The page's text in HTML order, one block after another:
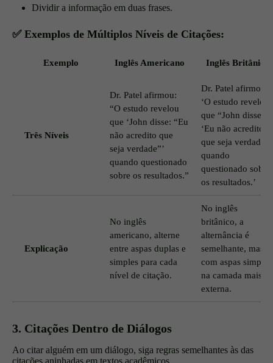
Dividir a informação em duas frases.
✅ Exemplos de Múltiplos Níveis de Citações:
Exemplo Inglês Americano Inglês Britânico
Três Níveis
Dr. Patel afirmou:
“O estudo revelou
que ‘John disse: “Eu
não acredito que
seja verdade”’
quando questionado
sobre os resultados.”
Dr. Patel afirmou:
‘O estudo revelou
que “John disse:
‘Eu não acredito
que seja verdade’”
quando
questionado sobre
os resultados.’
Explicação
No inglês
americano, alterne
entre aspas duplas e
simples para cada
nível de citação.
No inglês
britânico, a
alternância é
semelhante, mas
com aspas simples
na camada mais
externa.
3. Citações Dentro de Diálogos
Ao citar alguém em um diálogo, siga regras semelhantes às das
citações aninhadas em textos acadêmicos.